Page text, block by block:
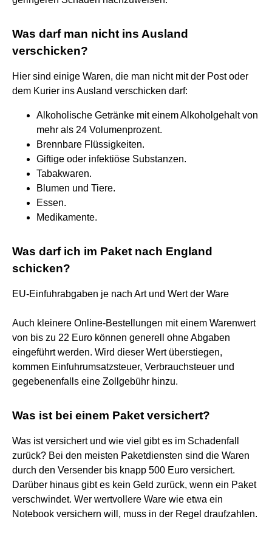
Was darf man nicht ins Ausland
verschicken?
Hier sind einige Waren, die man nicht mit der Post oder
dem Kurier ins Ausland verschicken darf:
Alkoholische Getränke mit einem Alkoholgehalt von
mehr als 24 Volumenprozent.
Brennbare Flüssigkeiten.
Giftige oder infektiöse Substanzen.
Tabakwaren.
Blumen und Tiere.
Essen.
Medikamente.
Was darf ich im Paket nach England
schicken?
EU-Einfuhrabgaben je nach Art und Wert der Ware
Auch kleinere Online-Bestellungen mit einem Warenwert
von bis zu 22 Euro können generell ohne Abgaben
eingeführt werden. Wird dieser Wert überstiegen,
kommen Einfuhrumsatzsteuer, Verbrauchsteuer und
gegebenenfalls eine Zollgebühr hinzu.
Was ist bei einem Paket versichert?
Was ist versichert und wie viel gibt es im Schadenfall
zurück? Bei den meisten Paketdiensten sind die Waren
durch den Versender bis knapp 500 Euro versichert.
Darüber hinaus gibt es kein Geld zurück, wenn ein Paket
verschwindet. Wer wertvollere Ware wie etwa ein
Notebook versichern will, muss in der Regel draufzahlen.